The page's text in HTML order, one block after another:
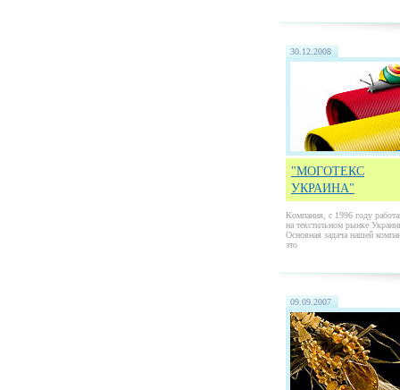
30.12.2008
"МОГОТЕКС
УКРАИНА"
Компания, с 1996 году
на текстильном рынке
Основная задача нашей
это
09.09.2007